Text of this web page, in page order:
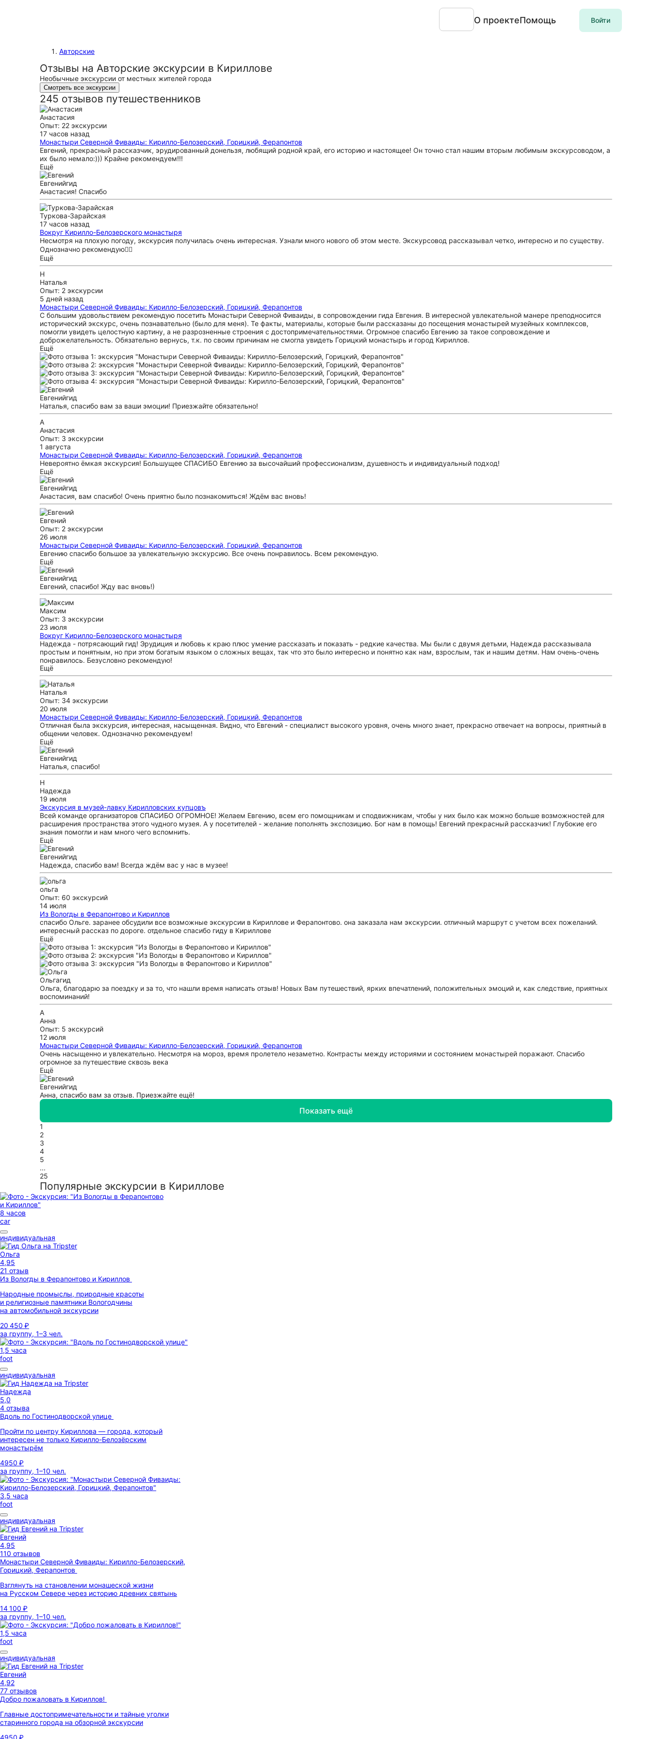
О проектеПомощь Войти
Авторские
Отзывы на Авторские экскурсии в Кириллове
Необычные экскурсии от местных жителей города
Смотреть все экскурсии
245 отзывов путешественников
Анастасия
Опыт: 22 экскурсии
17 часов назад
Монастыри Северной Фиваиды: Кирилло-Белозерский, Горицкий, Ферапонтов
Евгений, прекрасный рассказчик, эрудированный донельзя, любящий родной край, его историю и настоящее! Он точно стал нашим вторым любимым экскурсоводом, а
их было немало:))) Крайне рекомендуем!!!
Ещё
Евгенийгид
Анастасия! Спасибо
Туркова-Зарайская
17 часов назад
Вокруг Кирилло-Белозерского монастыря
Несмотря на плохую погоду, экскурсия получилась очень интересная. Узнали много нового об этом месте. Экскурсовод рассказывал четко, интересно и по существу.
Однозначно рекомендую👍🏻
Ещё
Н
Наталья
Опыт: 2 экскурсии
5 дней назад
Монастыри Северной Фиваиды: Кирилло-Белозерский, Горицкий, Ферапонтов
С большим удовольствием рекомендую посетить Монастыри Северной Фиваиды, в сопровождении гида Евгения. В интересной увлекательной манере преподносится
исторический экскурс, очень познавательно (было для меня). Те факты, материалы, которые были рассказаны до посещения монастырей музейных комплексов,
помогли увидеть целостную картину, а не разрозненные строения с достопримечательностями. Огромное спасибо Евгению за такое сопровождение и
доброжелательность. Обязательно вернусь, т.к. по своим причинам не смогла увидеть Горицкий монастырь и город Кириллов.
Ещё
Евгенийгид
Наталья, спасибо вам за ваши эмоции! Приезжайте обязательно!
А
Анастасия
Опыт: 3 экскурсии
1 августа
Монастыри Северной Фиваиды: Кирилло-Белозерский, Горицкий, Ферапонтов
Невероятно ëмкая экскурсия! Большущее СПАСИБО Евгению за высочайший профессионализм, душевность и индивидуальный подход!
Ещё
Евгенийгид
Анастасия, вам спасибо! Очень приятно было познакомиться! Ждём вас вновь!
Евгений
Опыт: 2 экскурсии
26 июля
Монастыри Северной Фиваиды: Кирилло-Белозерский, Горицкий, Ферапонтов
Евгению спасибо большое за увлекательную экскурсию. Все очень понравилось. Всем рекомендую.
Ещё
Евгенийгид
Евгений, спасибо! Жду вас вновь!)
Максим
Опыт: 3 экскурсии
23 июля
Вокруг Кирилло-Белозерского монастыря
Надежда - потрясающий гид! Эрудиция и любовь к краю плюс умение рассказать и показать - редкие качества. Мы были с двумя детьми, Надежда рассказывала
простым и понятным, но при этом богатым языком о сложных вещах, так что это было интересно и понятно как нам, взрослым, так и нашим детям. Нам очень-очень
понравилось. Безусловно рекомендую!
Ещё
Наталья
Опыт: 34 экскурсии
20 июля
Монастыри Северной Фиваиды: Кирилло-Белозерский, Горицкий, Ферапонтов
Отличная была экскурсия, интересная, насыщенная. Видно, что Евгений - специалист высокого уровня, очень много знает, прекрасно отвечает на вопросы, приятный в
общении человек. Однозначно рекомендуем!
Ещё
Евгенийгид
Наталья, спасибо!
Н
Надежда
19 июля
Экскурсия в музей-лавку Кирилловских купцовъ
Всей команде организаторов СПАСИБО ОГРОМНОЕ! Желаем Евгению, всем его помощникам и сподвижникам, чтобы у них было как можно больше возможностей для
расширения пространства этого чудного музея. А у посетителей - желание пополнять экспозицию. Бог нам в помощь! Евгений прекрасный рассказчик! Глубокие его
знания помогли и нам много чего вспомнить.
Ещё
Евгенийгид
Надежда, спасибо вам! Всегда ждём вас у нас в музее!
ольга
Опыт: 60 экскурсий
14 июля
Из Вологды в Ферапонтово и Кириллов
спасибо Ольге. заранее обсудили все возможные экскурсии в Кириллове и Ферапонтово. она заказала нам экскурсии. отличный маршрут с учетом всех пожеланий.
интересный рассказ по дороге. отдельное спасибо гиду в Кириллове
Ещё
Ольгагид
Ольга, благодарю за поездку и за то, что нашли время написать отзыв! Новых Вам путешествий, ярких впечатлений, положительных эмоций и, как следствие, приятных
воспоминаний!
А
Анна
Опыт: 5 экскурсий
12 июля
Монастыри Северной Фиваиды: Кирилло-Белозерский, Горицкий, Ферапонтов
Очень насыщенно и увлекательно. Несмотря на мороз, время пролетело незаметно. Контрасты между историями и состоянием монастырей поражают. Спасибо
огромное за путешествие сквозь века
Ещё
Евгенийгид
Анна, спасибо вам за отзыв. Приезжайте ещё!
Показать ещё
1
2
3
4
5
...
25
Популярные экскурсии в Кириллове
8 часов
car
индивидуальная
Ольга
4,95
21 отзыв
Из Вологды в Ферапонтово и Кириллов
Народные промыслы, природные красоты
и религиозные памятники Вологодчины
на автомобильной экскурсии
20 450 ₽
за группу, 1–3 чел.
1,5 часа
foot
индивидуальная
Надежда
5,0
4 отзыва
Вдоль по Гостинодворской улице
Пройти по центру Кириллова — города, который
интересен не только Кирилло-Белозёрским
монастырём
4950 ₽
за группу, 1–10 чел.
3,5 часа
foot
индивидуальная
Евгений
4,95
110 отзывов
Монастыри Северной Фиваиды: Кирилло-Белозерский,
Горицкий, Ферапонтов
Взглянуть на становлении монашеской жизни
на Русском Севере через историю древних святынь
14 100 ₽
за группу, 1–10 чел.
1,5 часа
foot
индивидуальная
Евгений
4,92
77 отзывов
Добро пожаловать в Кириллов!
Главные достопримечательности и тайные уголки
старинного города на обзорной экскурсии
4950 ₽